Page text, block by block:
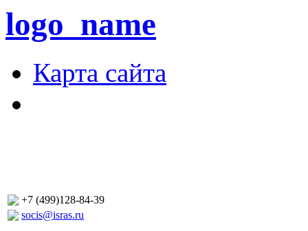
logo_name
Карта сайта
+7 (499)128-84-39
socis@isras.ru